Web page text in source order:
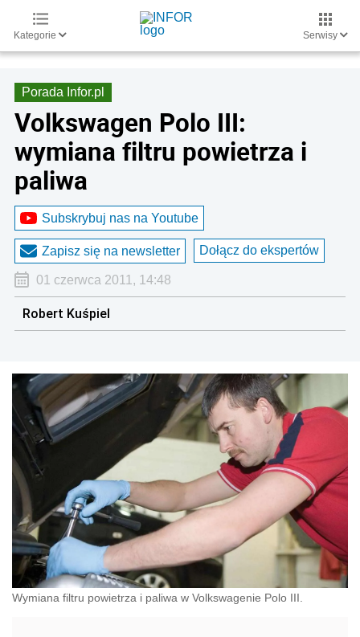
Kategorie Serwisy
Porada Infor.pl
Volkswagen Polo III:
wymiana filtru powietrza i
paliwa
Subskrybuj nas na Youtube
Zapisz się na newsletter Dołącz do ekspertów
01 czerwca 2011, 14:48
Robert Kuśpiel
Wymiana filtru powietrza i paliwa w Volkswagenie Polo III.